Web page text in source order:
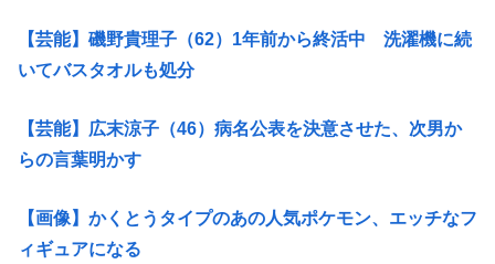
【芸能】磯野貴理子（62）1年前から終活中 洗濯機に続
いてバスタオルも処分
【芸能】広末涼子（46）病名公表を決意させた、次男か
らの言葉明かす
【画像】かくとうタイプのあの人気ポケモン、エッチなフ
ィギュアになる